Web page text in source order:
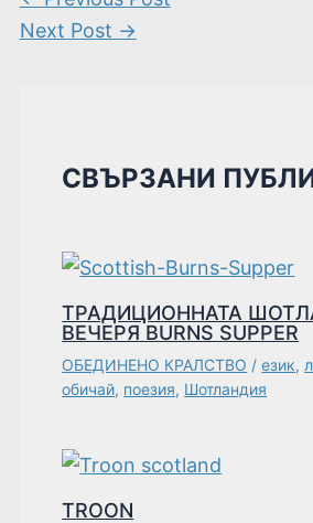
Next Post →
СВЪРЗАНИ
ТРАДИЦИОННАТА
ВЕЧЕРЯ BURNS SUPPER
ОБЕДИНЕНО КРАЛСТВО /език,
обичай, поезия, Шотландия
TROON